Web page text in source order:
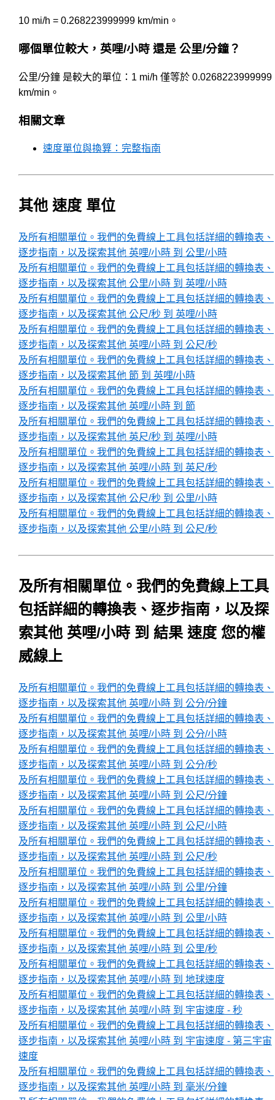
10 mi/h = 0.268223999999 km/min。
哪個單位較大，英哩/小時 還是 公里/分鐘？
公里/分鐘 是較大的單位：1 mi/h 僅等於 0.0268223999999
km/min。
相關文章
速度單位與換算：完整指南
其他 速度 單位
及所有相關單位。我們的免費線上工具包括詳細的轉換表、
逐步指南，以及探索其他 英哩/小時 到 公里/小時
及所有相關單位。我們的免費線上工具包括詳細的轉換表、
逐步指南，以及探索其他 公里/小時 到 英哩/小時
及所有相關單位。我們的免費線上工具包括詳細的轉換表、
逐步指南，以及探索其他 公尺/秒 到 英哩/小時
及所有相關單位。我們的免費線上工具包括詳細的轉換表、
逐步指南，以及探索其他 英哩/小時 到 公尺/秒
及所有相關單位。我們的免費線上工具包括詳細的轉換表、
逐步指南，以及探索其他 節 到 英哩/小時
及所有相關單位。我們的免費線上工具包括詳細的轉換表、
逐步指南，以及探索其他 英哩/小時 到 節
及所有相關單位。我們的免費線上工具包括詳細的轉換表、
逐步指南，以及探索其他 英尺/秒 到 英哩/小時
及所有相關單位。我們的免費線上工具包括詳細的轉換表、
逐步指南，以及探索其他 英哩/小時 到 英尺/秒
及所有相關單位。我們的免費線上工具包括詳細的轉換表、
逐步指南，以及探索其他 公尺/秒 到 公里/小時
及所有相關單位。我們的免費線上工具包括詳細的轉換表、
逐步指南，以及探索其他 公里/小時 到 公尺/秒
及所有相關單位。我們的免費線上工具
包括詳細的轉換表、逐步指南，以及探
索其他 英哩/小時 到 結果 速度 您的權
威線上
及所有相關單位。我們的免費線上工具包括詳細的轉換表、
逐步指南，以及探索其他 英哩/小時 到 公分/分鐘
及所有相關單位。我們的免費線上工具包括詳細的轉換表、
逐步指南，以及探索其他 英哩/小時 到 公分/小時
及所有相關單位。我們的免費線上工具包括詳細的轉換表、
逐步指南，以及探索其他 英哩/小時 到 公分/秒
及所有相關單位。我們的免費線上工具包括詳細的轉換表、
逐步指南，以及探索其他 英哩/小時 到 公尺/分鐘
及所有相關單位。我們的免費線上工具包括詳細的轉換表、
逐步指南，以及探索其他 英哩/小時 到 公尺/小時
及所有相關單位。我們的免費線上工具包括詳細的轉換表、
逐步指南，以及探索其他 英哩/小時 到 公尺/秒
及所有相關單位。我們的免費線上工具包括詳細的轉換表、
逐步指南，以及探索其他 英哩/小時 到 公里/分鐘
及所有相關單位。我們的免費線上工具包括詳細的轉換表、
逐步指南，以及探索其他 英哩/小時 到 公里/小時
及所有相關單位。我們的免費線上工具包括詳細的轉換表、
逐步指南，以及探索其他 英哩/小時 到 公里/秒
及所有相關單位。我們的免費線上工具包括詳細的轉換表、
逐步指南，以及探索其他 英哩/小時 到 地球速度
及所有相關單位。我們的免費線上工具包括詳細的轉換表、
逐步指南，以及探索其他 英哩/小時 到 宇宙速度 - 秒
及所有相關單位。我們的免費線上工具包括詳細的轉換表、
逐步指南，以及探索其他 英哩/小時 到 宇宙速度 - 第三宇宙
速度
及所有相關單位。我們的免費線上工具包括詳細的轉換表、
逐步指南，以及探索其他 英哩/小時 到 毫米/分鐘